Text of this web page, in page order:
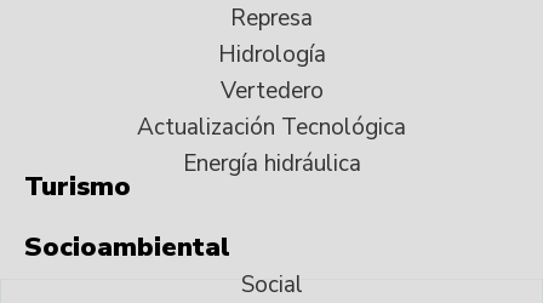
Represa
Hidrología
Vertedero
Actualización Tecnológica
Energía hidráulica
Turismo
Socioambiental
Social